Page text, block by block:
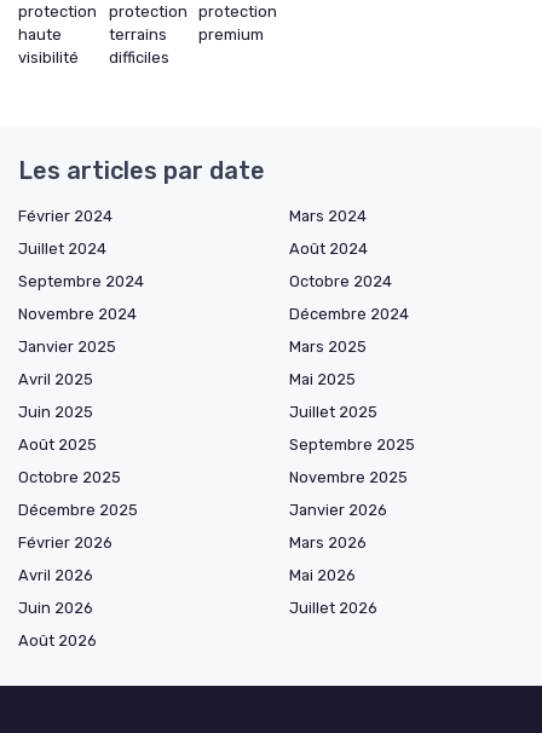
protection
haute
visibilité
protection
terrains
difficiles
protection
premium
Les articles par date
Février 2024
Mars 2024
Juillet 2024
Août 2024
Septembre 2024
Octobre 2024
Novembre 2024
Décembre 2024
Janvier 2025
Mars 2025
Avril 2025
Mai 2025
Juin 2025
Juillet 2025
Août 2025
Septembre 2025
Octobre 2025
Novembre 2025
Décembre 2025
Janvier 2026
Février 2026
Mars 2026
Avril 2026
Mai 2026
Juin 2026
Juillet 2026
Août 2026